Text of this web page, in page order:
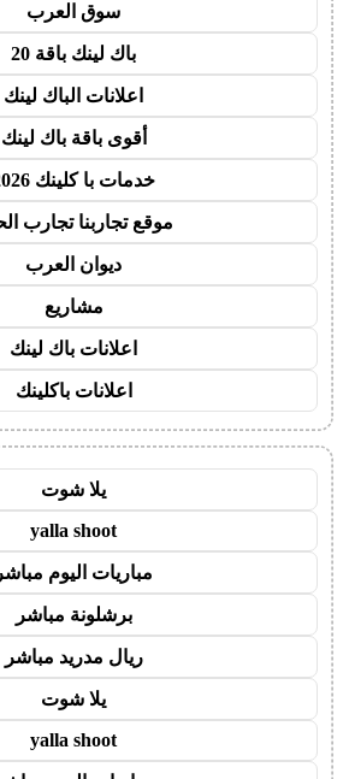
سوق العرب
باك لينك باقة 20
اعلانات الباك لينك
أقوى باقة باك لينك
خدمات با كلينك 2026
موقع تجاربنا تجارب
ديوان العرب
مشاريع
اعلانات باك لينك
اعلانات باكلينك
يلا شوت
yalla shoot
مباريات اليوم مباشر
برشلونة مباشر
ريال مدريد مباشر
يلا شوت
yalla shoot